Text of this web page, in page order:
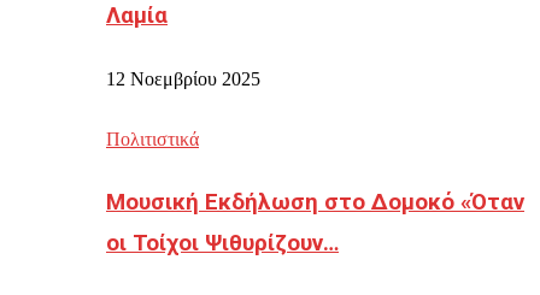
Λαμία
12 Νοεμβρίου 2025
Πολιτιστικά
Μουσική Εκδήλωση στο Δομοκό «Όταν
οι Τοίχοι Ψιθυρίζουν…